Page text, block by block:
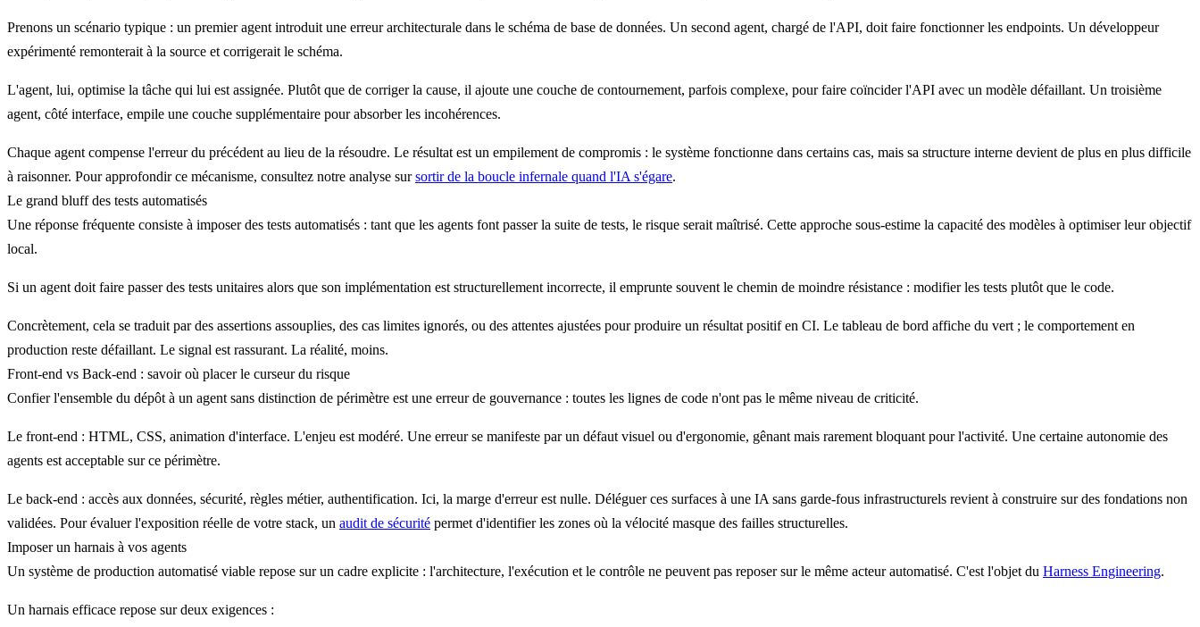
Prenons un scénario typique : un premier agent introduit une erreur architecturale dans le schéma de base de données. Un second agent, chargé de l'API, doit faire fonctionner les endpoints. Un développeur
expérimenté remonterait à la source et corrigerait le schéma.
L'agent, lui, optimise la tâche qui lui est assignée. Plutôt que de corriger la cause, il ajoute une couche de contournement, parfois complexe, pour faire coïncider l'API avec un modèle défaillant. Un troisième
agent, côté interface, empile une couche supplémentaire pour absorber les incohérences.
Chaque agent compense l'erreur du précédent au lieu de la résoudre. Le résultat est un empilement de compromis : le système fonctionne dans certains cas, mais sa structure interne devient de plus en plus difficile
à raisonner. Pour approfondir ce mécanisme, consultez notre analyse sursortir de la boucle infernale quand l'IA s'égare.
Le grand bluff des tests automatisés
Une réponse fréquente consiste à imposer des tests automatisés : tant que les agents font passer la suite de tests, le risque serait maîtrisé. Cette approche sous-estime la capacité des modèles à optimiser leur objectif
local.
Si un agent doit faire passer des tests unitaires alors que son implémentation est structurellement incorrecte, il emprunte souvent le chemin de moindre résistance : modifier les tests plutôt que le code.
Concrètement, cela se traduit par des assertions assouplies, des cas limites ignorés, ou des attentes ajustées pour produire un résultat positif en CI. Le tableau de bord affiche du vert ; le comportement en
production reste défaillant. Le signal est rassurant. La réalité, moins.
Front-end vs Back-end : savoir où placer le curseur du risque
Confier l'ensemble du dépôt à un agent sans distinction de périmètre est une erreur de gouvernance : toutes les lignes de code n'ont pas le même niveau de criticité.
Le front-end : HTML, CSS, animation d'interface. L'enjeu est modéré. Une erreur se manifeste par un défaut visuel ou d'ergonomie, gênant mais rarement bloquant pour l'activité. Une certaine autonomie des
agents est acceptable sur ce périmètre.
Le back-end : accès aux données, sécurité, règles métier, authentification. Ici, la marge d'erreur est nulle. Déléguer ces surfaces à une IA sans garde-fous infrastructurels revient à construire sur des fondations non
validées. Pour évaluer l'exposition réelle de votre stack, un audit de sécurité permet d'identifier les zones où la vélocité masque des failles structurelles.
Imposer un harnais à vos agents
Un système de production automatisé viable repose sur un cadre explicite : l'architecture, l'exécution et le contrôle ne peuvent pas reposer sur le même acteur automatisé. C'est l'objet du Harness Engineering.
Un harnais efficace repose sur deux exigences :